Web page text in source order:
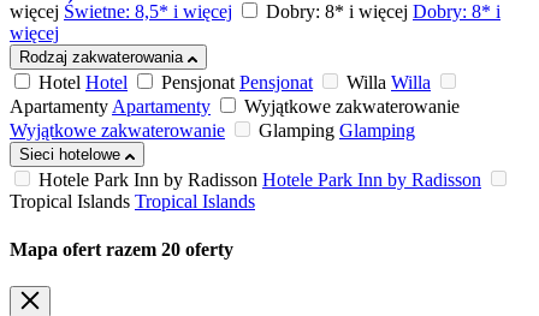
więcej Świetne: 8,5* i więcej Dobry: 8* i więcej Dobry: 8* i
więcej
Rodzaj zakwaterowania
Hotel Hotel Pensjonat Pensjonat Willa Willa
ApartamentyApartamenty
Wyjątkowe zakwaterowanie
Wyjątkowe zakwaterowanie
Glamping Glamping
Sieci hotelowe
Hotele Park Inn by Radisson Hotele Park Inn by Radisson
Tropical Islands Tropical Islands
Mapa ofert razem 20 oferty